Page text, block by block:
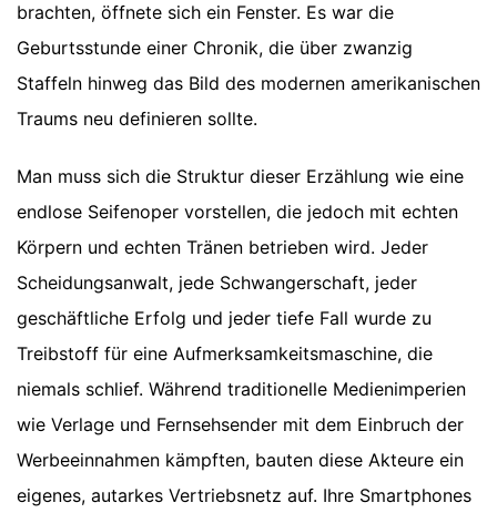
brachten, öffnete sich ein Fenster. Es war die
Geburtsstunde einer Chronik, die über zwanzig
Staffeln hinweg das Bild des modernen amerikanischen
Traums neu definieren sollte.
Man muss sich die Struktur dieser Erzählung wie eine
endlose Seifenoper vorstellen, die jedoch mit echten
Körpern und echten Tränen betrieben wird. Jeder
Scheidungsanwalt, jede Schwangerschaft, jeder
geschäftliche Erfolg und jeder tiefe Fall wurde zu
Treibstoff für eine Aufmerksamkeitsmaschine, die
niemals schlief. Während traditionelle Medienimperien
wie Verlage und Fernsehsender mit dem Einbruch der
Werbeeinnahmen kämpften, bauten diese Akteure ein
eigenes, autarkes Vertriebsnetz auf. Ihre Smartphones